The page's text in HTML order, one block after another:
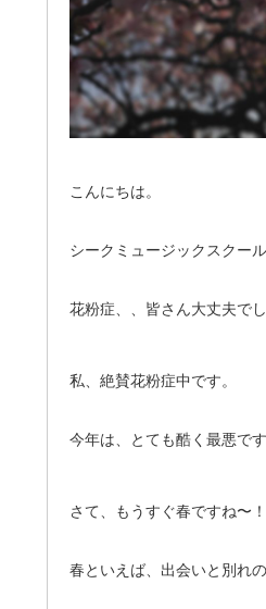
こんにちは。
シークミュージックスクー
花粉症、、皆さん大丈夫で
私、絶賛花粉症中です。
今年は、とても酷く最悪で
さて、もうすぐ春ですね〜！
春といえば、出会いと別れの